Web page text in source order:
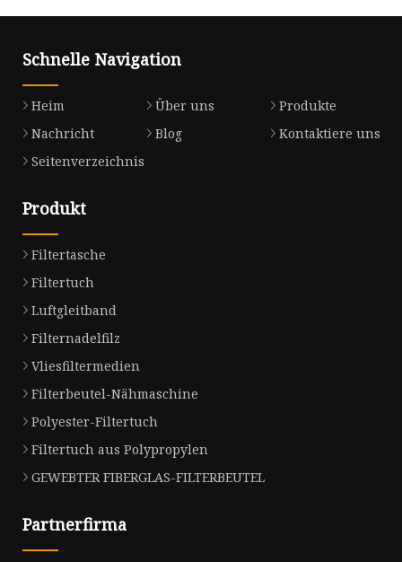
Schnelle Navigation
Heim Über uns
Produkte
Nachricht
Blog
Kontaktiere uns
Seitenverzeichnis
Produkt
Filtertasche
Filtertuch
Luftgleitband
Filternadelfilz
Vliesfiltermedien
Filterbeutel-Nähmaschine
Polyester-Filtertuch
Filtertuch aus Polypropylen
GEWEBTER FIBERGLAS-FILTERBEUTEL
Partnerfirma